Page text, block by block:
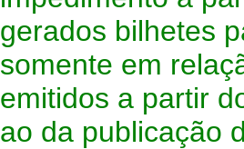
gerados bilhetes
somente em
emitidos a partir
ao da publicação